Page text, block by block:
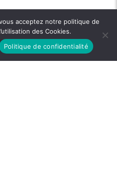
acceptez notre politique de
des Cookies.
Politique de confidentialité